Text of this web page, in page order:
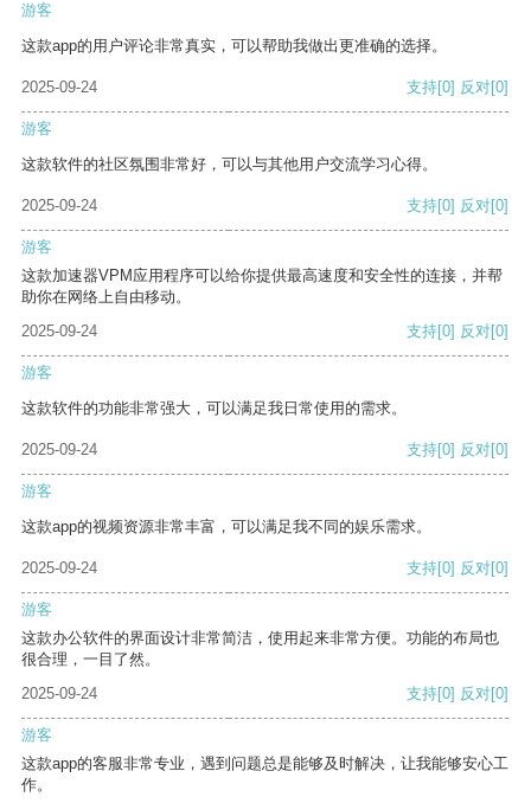
游客
这款app的用户评论非常真实，可以帮助我做出更准确的选择。
2025-09-24 支持[0] 反对[0]
游客
这款软件的社区氛围非常好，可以与其他用户交流学习心得。
2025-09-24 支持[0] 反对[0]
游客
这款加速器VPM应用程序可以给你提供最高速度和安全性的连接，并帮
助你在网络上自由移动。
2025-09-24
支持[0] 反对[0]
游客
这款软件的功能非常强大，可以满足我日常使用的需求。
2025-09-24 支持[0] 反对[0]
游客
这款app的视频资源非常丰富，可以满足我不同的娱乐需求。
2025-09-24 支持[0] 反对[0]
游客
这款办公软件的界面设计非常简洁，使用起来非常方便。功能的布局也
很合理，一目了然。
2025-09-24
支持[0] 反对[0]
游客
这款app的客服非常专业，遇到问题总是能够及时解决，让我能够安心工
作。